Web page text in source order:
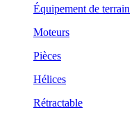
Équipement de terrain
Moteurs
Pièces
Hélices
Rétractable